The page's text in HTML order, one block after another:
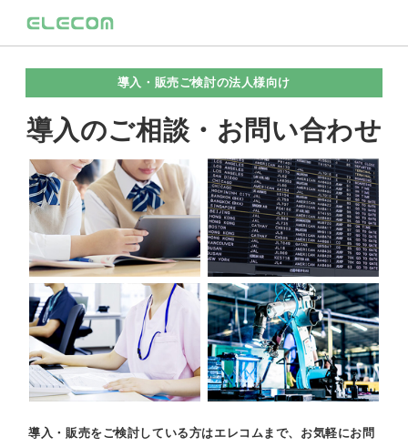
導入・販売ご検討の法人様向け
導入のご相談・お問い合わせ
導入・販売をご検討している方はエレコムまで、お気軽にお問